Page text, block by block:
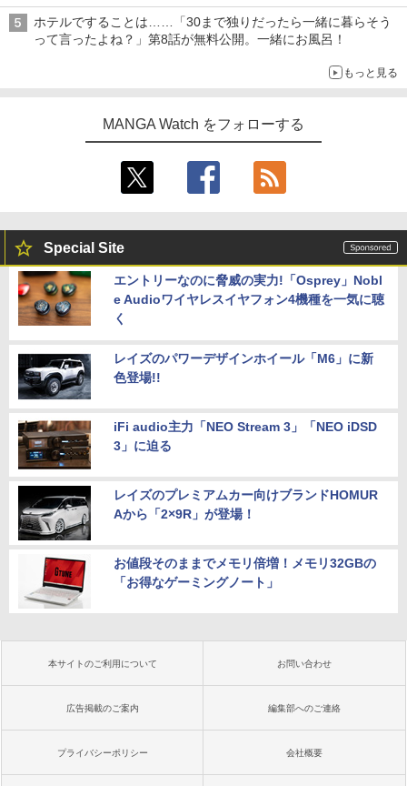
ホテルですることは……「30まで独りだったら一緒に暮らそう
って言ったよね？」第8話が無料公開。一緒にお風呂！
もっと見る
MANGA Watch をフォローする
Special Site
エントリーなのに脅威の実力!「Osprey」Nobl
e Audioワイヤレスイヤフォン4機種を一気に聴
く
レイズのパワーデザインホイール「M6」に新
色登場!!
iFi audio主力「NEO Stream 3」「NEO iDSD
3」に迫る
レイズのプレミアムカー向けブランドHOMUR
Aから「2×9R」が登場！
お値段そのままでメモリ倍増！メモリ32GBの
「お得なゲーミングノート」
本サイトのご利用について お問い合わせ
広告掲載のご案内 編集部へのご連絡
プライバシーポリシー 会社概要